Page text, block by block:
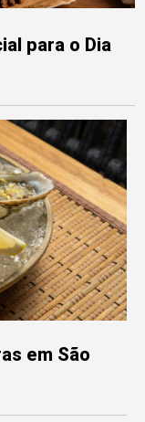
para o Dia
em São